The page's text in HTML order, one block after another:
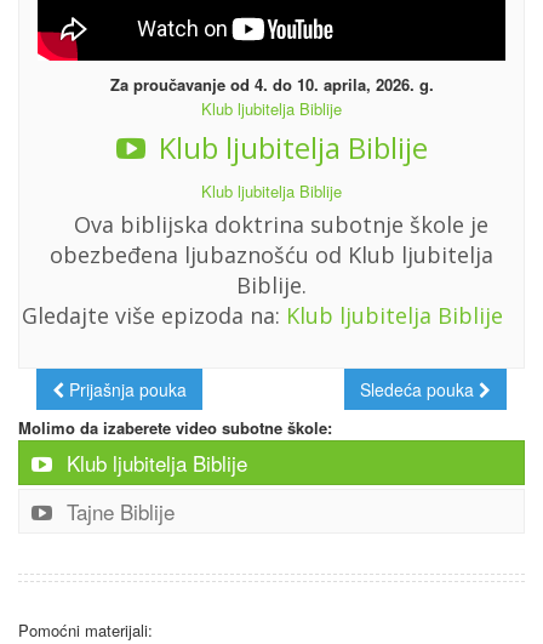
Za proučavanje od 4. do 10. aprila, 2026. g.
Klub ljubitelja Biblije
Klub ljubitelja Biblije
Klub ljubitelja Biblije
Ova biblijska doktrina subotnje škole je
obezbeđena ljubaznošću od Klub ljubitelja
Biblije.
Gledajte više epizoda na: Klub ljubitelja Biblije
Prijašnja pouka Sledeća pouka
Molimo da izaberete video subotne škole:
Klub ljubitelja Biblije
Tajne Biblije
Pomoćni materijali: